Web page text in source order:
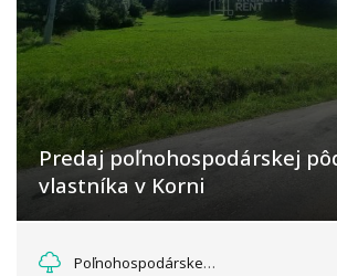
Predaj poľnohospodárskej
vlastníka v Korni
Poľnohospodárske a lesné pozemky